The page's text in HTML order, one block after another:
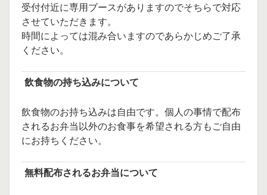
受付付近に専用ブースがありますのでそちらで対応
させていただきます。
時間によっては混み合いますのであらかじめご了承
ください。
飲食物の持ち込みについて
飲食物のお持ち込みは自由です。個人の事情で配布
されるお弁当以外のお食事を希望される方もご自由
にお持ちください。
無料配布されるお弁当について